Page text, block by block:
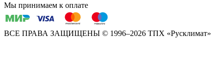
Мы принимаем к оплате
ВСЕ ПРАВА ЗАЩИЩЕНЫ © 1996–2026 ТПХ «Русклимат»